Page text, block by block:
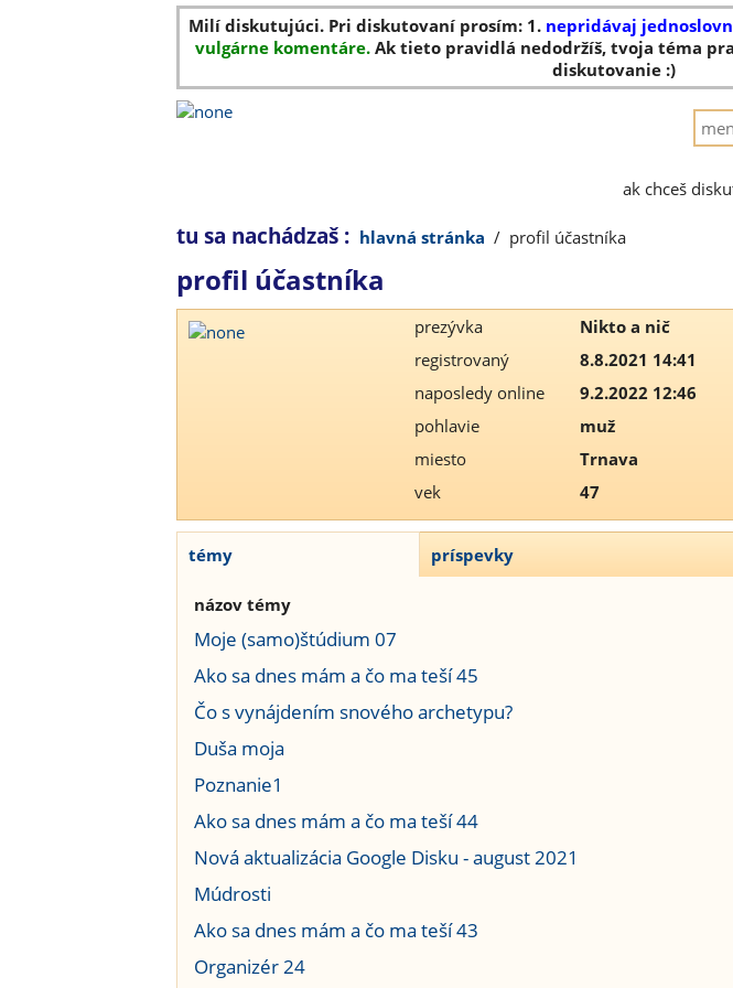
Milí diskutujúci. Pri diskutovaní prosím: 1. nepridávaj
vulgárne komentáre.Ak tieto pravidlá nedodržíš, tvoja téma
diskutovanie :)
ak chceš
tu sa nachádzaš : hlavná stránka / profil účastníka
profil účastníka
prezývka
Nikto a nič
registrovaný
8.8.2021 14:41
naposledy online
9.2.2022 12:46
pohlavie
muž
miesto
Trnava
vek
47
témy príspevky
názov témy
Moje (samo)štúdium 07
Ako sa dnes mám a čo ma teší 45
Čo s vynájdením snového archetypu?
Duša moja
Poznanie1
Ako sa dnes mám a čo ma teší 44
Nová aktualizácia Google Disku - august 2021
Múdrosti
Ako sa dnes mám a čo ma teší 43
Organizér 24